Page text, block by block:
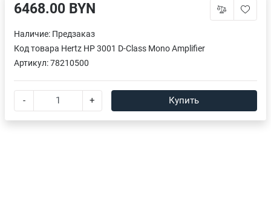
6468.00 BYN
Наличие: Предзаказ
Код товара Hertz HP 3001 D-Class Mono Amplifier
Артикул:78210500
- + Купить